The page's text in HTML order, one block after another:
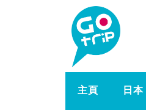
主頁 日本